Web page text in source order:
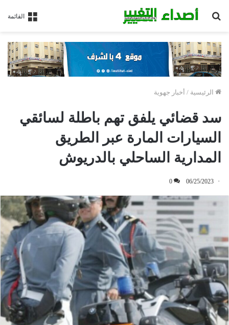
القائمة
الرئيسية / أخبار جهوية
سد قضائي يلفق تهم باطلة لسائقي
السيارات المارة عبر الطريق
المدارية الساحلي بالدريوش
06/25/2023
0